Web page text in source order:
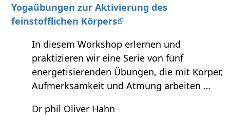
Yogaübungen zur Aktivierung des
feinstofflichen Körpers
In diesem Workshop erlernen und
praktizieren wir eine Serie von fünf
energetisierenden Übungen, die mit Körper,
Aufmerksamkeit und Atmung arbeiten …
Dr phil Oliver Hahn